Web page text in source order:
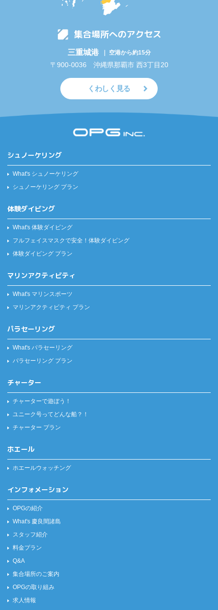
集合場所へのアクセス
三重城港 ｜ 空港から約15分
〒900-0036 沖縄県那覇市 西3丁目20
くわしく見る
シュノーケリング
What's シュノーケリング
シュノーケリング プラン
体験ダイビング
What's 体験ダイビング
フルフェイスマスクで安全！ 体験ダイビング
体験ダイビング プラン
マリンアクティビティ
What's マリンスポーツ
マリンアクティビティ プラン
パラセーリング
What's パラセーリング
パラセーリング プラン
チャーター
チャーターで遊ぼう！
ユニーク号ってどんな船？！
チャーター プラン
ホエール
ホエールウォッチング
インフォメーション
OPGの紹介
What's 慶良間諸島
スタッフ紹介
料金プラン
Q&A
集合場所のご案内
OPGの取り組み
求人情報